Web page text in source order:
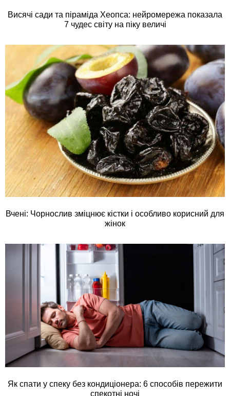
Висячі сади та піраміда Хеопса: нейромережа показала
7 чудес світу на піку величі
Вчені: Чорнослив зміцнює кістки і особливо корисний для
жінок
Як спати у спеку без кондиціонера: 6 способів пережити
спекотні ночі